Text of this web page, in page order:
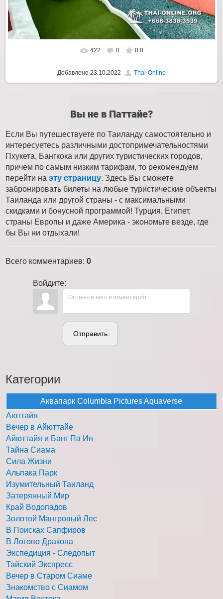
422 0 0.0
Добавлено 23.10.2022 Thai-Online
Вы не в Паттайе?
Если Вы путешествуете по Таиланду самостоятельно и
интересуетесь различными достопримечательностями
Пхукета, Бангкока или других туристических городов,
причем по самым низким тарифам, то рекомендуем
перейти на эту страницу. Здесь Вы сможете
забронировать билеты на любые туристические объекты
Таиланда или другой страны - с максимальными
скидками и бонусной программой! Турция, Египет,
страны Европы и даже Америка - экономьте везде, где
бы Вы ни отдыхали!
Всего комментариев: 0
Войдите:
Отправить
Категории
Аквапарк Columbia Pictures Aquaverse
Аюттайя
Вечер в Айюттайе
Айюттайя и Банг Па Ин
Тайна Сиама
Сила Жизни
Альпака Парк
Изумительный Таиланд
Затерянный Мир
Край Водопадов
Золотой Мангровый Лес
В Поисках Сапфиров
В Логово Дракона
Экспедиция - Следопыт
Тайский Экспресс
Вечер в Старом Сиаме
Знакомство с Сиамом